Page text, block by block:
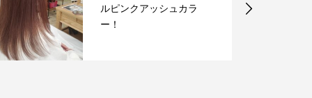
めです＾＾